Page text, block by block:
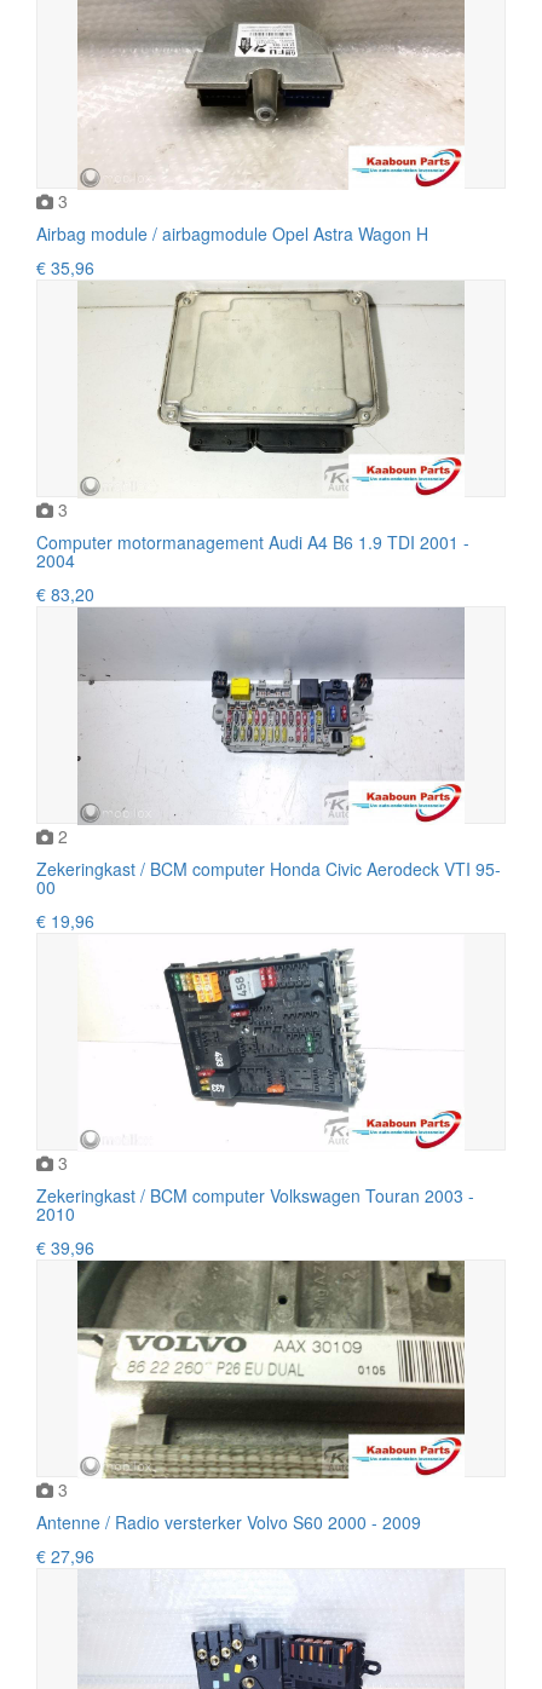
3
Airbag module / airbagmodule Opel Astra Wagon H
€ 35,96
3
Computer motormanagement Audi A4 B6 1.9 TDI 2001 -
2004
€ 83,20
2
Zekeringkast / BCM computer Honda Civic Aerodeck VTI 95-
00
€ 19,96
3
Zekeringkast / BCM computer Volkswagen Touran 2003 -
2010
€ 39,96
3
Antenne / Radio versterker Volvo S60 2000 - 2009
€ 27,96